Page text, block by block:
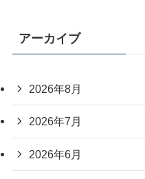
アーカイブ
2026年8月
2026年7月
2026年6月